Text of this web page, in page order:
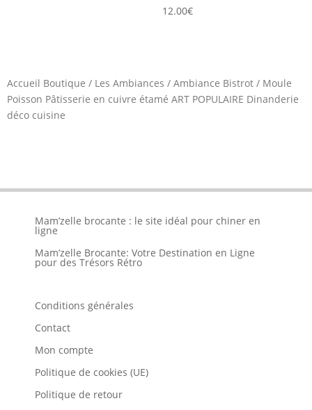
12.00€
Accueil Boutique / Les Ambiances / Ambiance Bistrot / Moule
Poisson Pâtisserie en cuivre étamé ART POPULAIRE Dinanderie
déco cuisine
Mam’zelle brocante : le site idéal pour chiner en
ligne
Mam’zelle Brocante: Votre Destination en Ligne
pour des Trésors Rétro
Conditions générales
Contact
Mon compte
Politique de cookies (UE)
Politique de retour